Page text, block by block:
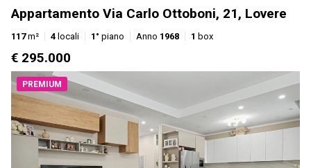
Appartamento Via Carlo Ottoboni, 21, Lovere
117m² 4 locali 1° piano Anno 1968 1 box
€ 295.000
PREMIUM